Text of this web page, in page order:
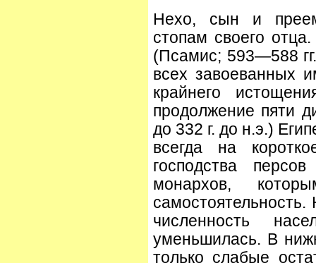
Нехо, сын и
стопам своего
(Псамис; 593—588
всех завоеванных
крайнего
продолжение пяти
до 332 г. до н.э.)
всегда на
господства
монархов,
численность
уменьшилась. В
только слабые